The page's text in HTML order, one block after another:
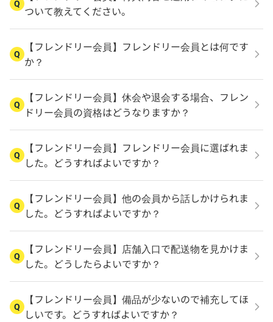
Q ついて教えてください。
Q
【フレンドリー会員】フレンドリー会員とは何です
か？
Q
【フレンドリー会員】休会や退会する場合、フレン
ドリー会員の資格はどうなりますか？
Q
【フレンドリー会員】フレンドリー会員に選ばれま
した。どうすればよいですか？
Q
【フレンドリー会員】他の会員から話しかけられま
した。どうすればよいですか？
Q
【フレンドリー会員】店舗入口で配送物を見かけま
した。どうしたらよいですか？
Q
【フレンドリー会員】備品が少ないので補充してほ
しいです。どうすればよいですか？